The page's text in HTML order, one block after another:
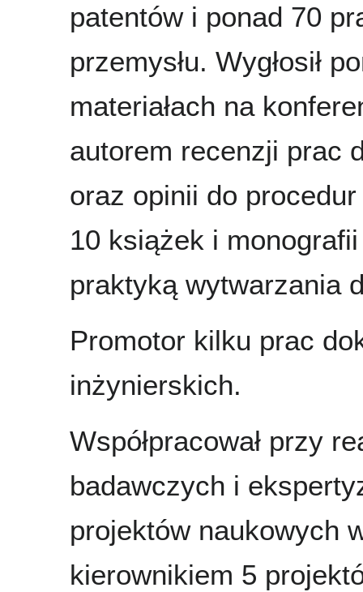
patentów i ponad 70
przemysłu. Wygłosił
materiałach na
autorem recenzji prac
oraz opinii do
10 książek i
praktyką wytwarzania
Promotor kilku prac
inżynierskich.
Współpracował przy
badawczych i
projektów naukowych
kierownikiem 5